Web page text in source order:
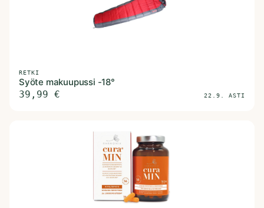
RETKI
Syöte makuupussi -18°
39,99 € 22.9. ASTI